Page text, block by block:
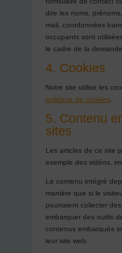
dire les noms,
mail, coordonnées
occupants sont
le cadre de la
4. Cookies
Notre site utilise les
politique de cookies.
5. Contenu
sites
Les articles de ce site
exemple des vidéos,
Le contenu intégré
manière que si le
pourraient collecter
embarquer des outils
contenus embarqués
leur site web.